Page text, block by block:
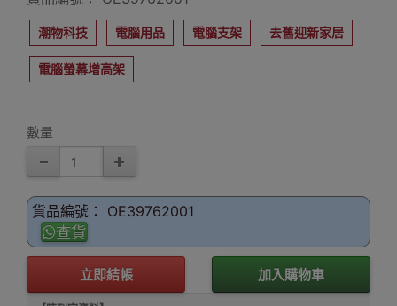
潮物科技 電腦用品 電腦支架 去舊迎新家居
電腦螢幕增高架
數量
貨品編號： OE39762001
查貨
立即結帳 加入購物車